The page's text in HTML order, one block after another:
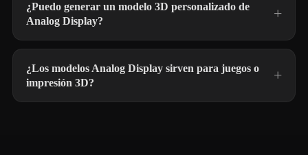
¿Puedo generar un modelo 3D personalizado de
Analog Display?
¿Los modelos Analog Display sirven para juegos o
impresión 3D?